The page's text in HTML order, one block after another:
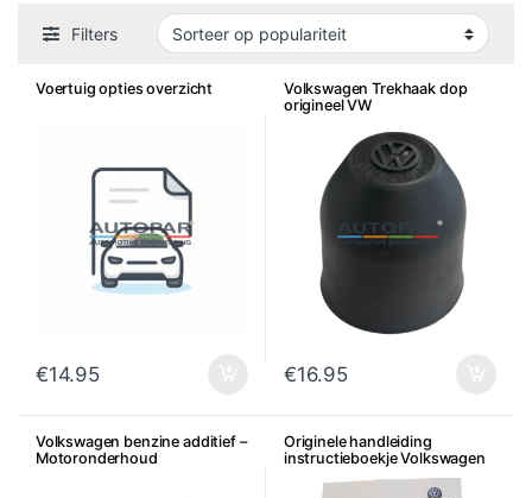
Filters
Voertuig opties overzicht
€14.95
Volkswagen Trekhaak dop
origineel VW
€16.95
Volkswagen benzine additief –
Motoronderhoud
Originele handleiding
instructieboekje Volkswagen